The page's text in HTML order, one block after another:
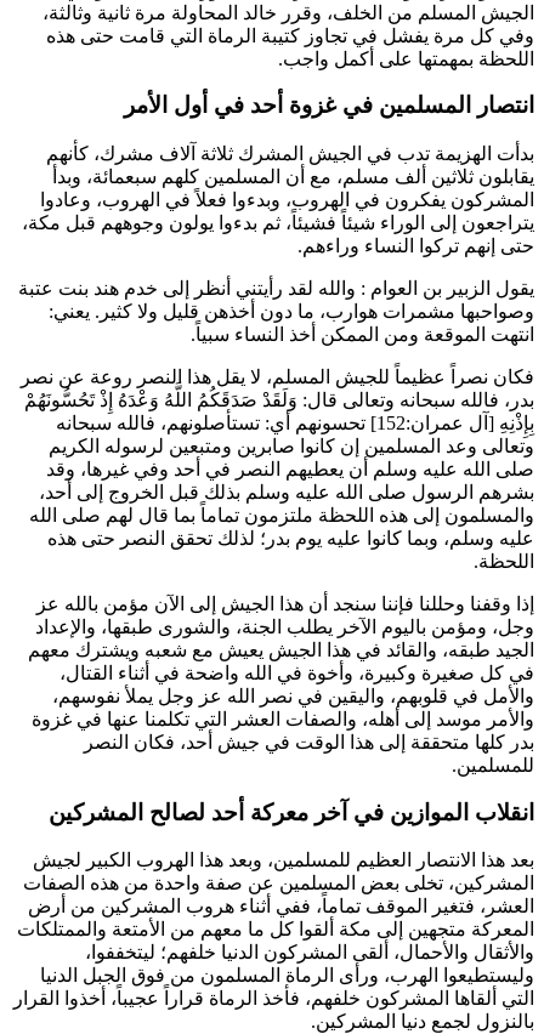
الجيش المسلم من الخلف، وقرر خالد المحاولة مرة ثانية وثالثة،
وفي كل مرة يفشل في تجاوز كتيبة الرماة التي قامت حتى هذه
اللحظة بمهمتها على أكمل واجب.
انتصار المسلمين في غزوة أحد في أول الأمر
بدأت الهزيمة تدب في الجيش المشرك ثلاثة آلاف مشرك، كأنهم
يقابلون ثلاثين ألف مسلم، مع أن المسلمين كلهم سبعمائة، وبدأ
المشركون يفكرون في الهروب، وبدءوا فعلاً في الهروب، وعادوا
يتراجعون إلى الوراء شيئاً فشيئاً، ثم بدءوا يولون وجوههم قبل مكة،
حتى إنهم تركوا النساء وراءهم.
يقول الزبير بن العوام : والله لقد رأيتني أنظر إلى خدم هند بنت عتبة
وصواحبها مشمرات هوارب، ما دون أخذهن قليل ولا كثير. يعني:
انتهت الموقعة ومن الممكن أخذ النساء سبياً.
فكان نصراً عظيماً للجيش المسلم، لا يقل هذا النصر روعة عن نصر
بدر، فالله سبحانه وتعالى قال: وَلَقَدْ صَدَقَكُمُ اللَّهُ وَعْدَهُ إِذْ تَحُسُّونَهُمْ
بِإِذْنِهِ
[آل عمران:152] تحسونهم أي: تستأصلونهم، فالله سبحانه
وتعالى وعد المسلمين إن كانوا صابرين ومتبعين لرسوله الكريم
صلى الله عليه وسلم أن يعطيهم النصر في أحد وفي غيرها، وقد
بشرهم الرسول صلى الله عليه وسلم بذلك قبل الخروج إلى أحد،
والمسلمون إلى هذه اللحظة ملتزمون تماماً بما قال لهم صلى الله
عليه وسلم، وبما كانوا عليه يوم بدر؛ لذلك تحقق النصر حتى هذه
اللحظة.
إذا وقفنا وحللنا فإننا سنجد أن هذا الجيش إلى الآن مؤمن بالله عز
وجل، ومؤمن باليوم الآخر يطلب الجنة، والشورى طبقها، والإعداد
الجيد طبقه، والقائد في هذا الجيش يعيش مع شعبه ويشترك معهم
في كل صغيرة وكبيرة، وأخوة في الله واضحة في أثناء القتال،
والأمل في قلوبهم، واليقين في نصر الله عز وجل يملأ نفوسهم،
والأمر موسد إلى أهله، والصفات العشر التي تكلمنا عنها في غزوة
بدر كلها متحققة إلى هذا الوقت في جيش أحد، فكان النصر
للمسلمين.
انقلاب الموازين في آخر معركة أحد لصالح المشركين
بعد هذا الانتصار العظيم للمسلمين، وبعد هذا الهروب الكبير لجيش
المشركين، تخلى بعض المسلمين عن صفة واحدة من هذه الصفات
العشر، فتغير الموقف تماماً، ففي أثناء هروب المشركين من أرض
المعركة متجهين إلى مكة ألقوا كل ما معهم من الأمتعة والممتلكات
والأثقال والأحمال، ألقى المشركون الدنيا خلفهم؛ ليتخففوا،
وليستطيعوا الهرب، ورأى الرماة المسلمون من فوق الجبل الدنيا
التي ألقاها المشركون خلفهم، فأخذ الرماة قراراً عجيباً، أخذوا القرار
بالنزول لجمع دنيا المشركين.